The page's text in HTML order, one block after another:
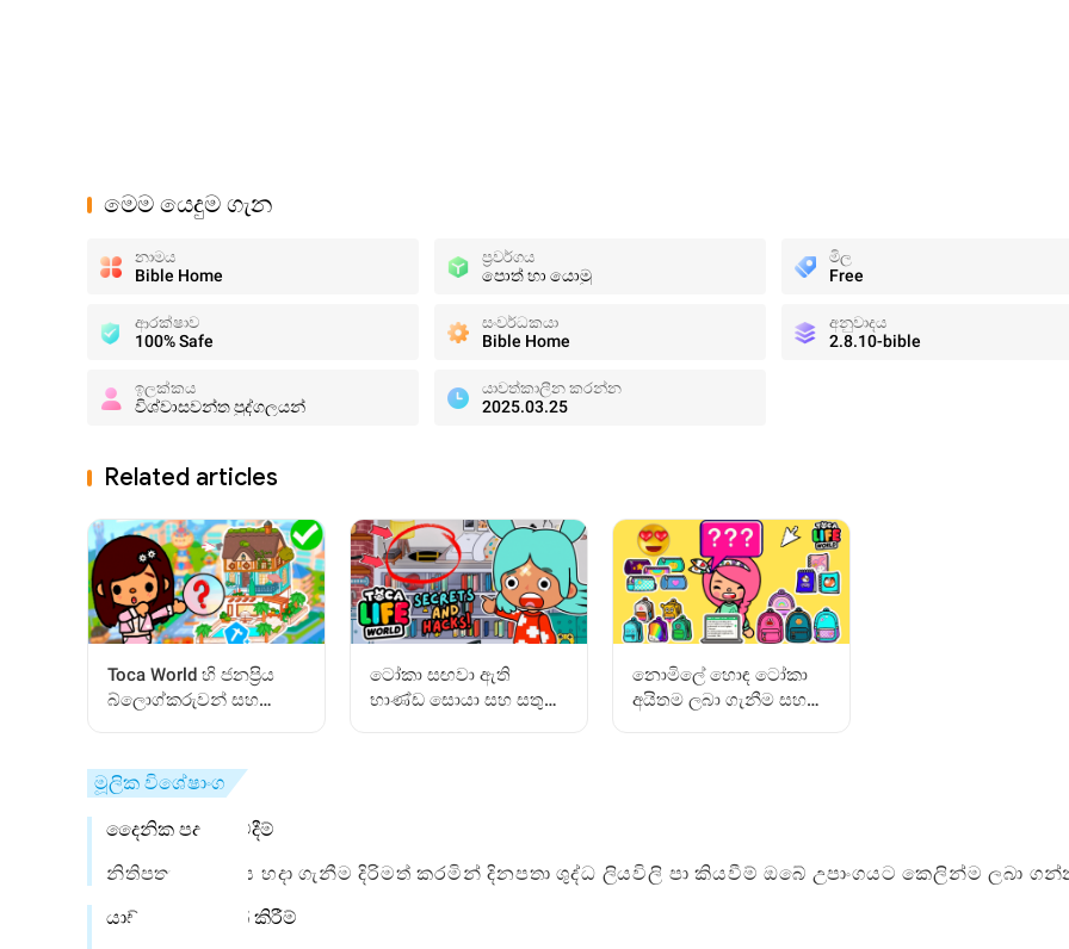
මෙම යෙදුම ගැන
නාමය
Bible Home
ප්‍රවර්ගය
පොත් හා යොමු
මිල
Free
ආරක්ෂාව
100% Safe
සංවර්ධකයා
Bible Home
අනුවාදය
2.8.10-bible
ඉලක්කය
විශ්වාසවන්ත පුද්ගලයන්
යාවත්කාලීන කරන්න
2025.03.25
Related articles
Toca World හි ජනප්‍රිය
බ්ලොග්කරුවන් සහ
ටෝකා සඟවා ඇති
භාණ්ඩ සොයා සහ සතුටු
නොමිලේ හොඳ ටෝකා
අයිතම ලබා ගැනීම සහ
මූලික විශේෂාංග
දෛනික පද දැනුම්දීම්
නිතිපතා බයිබලය හදා ගැනීම දිරිමත් කරමින් දිනපතා ශුද්ධ ලියවිලි පා කියවීම් ඔබේ උපාංගයට කෙලින්ම ලබා
යාච් yer ා මතක් කිරීම්